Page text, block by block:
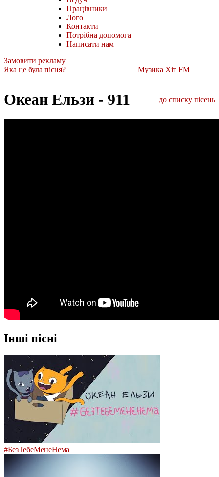
Працівники
Лого
Контакти
Потрібна допомога
Написати нам
Замовити рекламу
Яка це була пісня?
Музика Хіт FM
Океан Ельзи - 911 до списку пісень
Інші пісні
#БезТебеМенеНема